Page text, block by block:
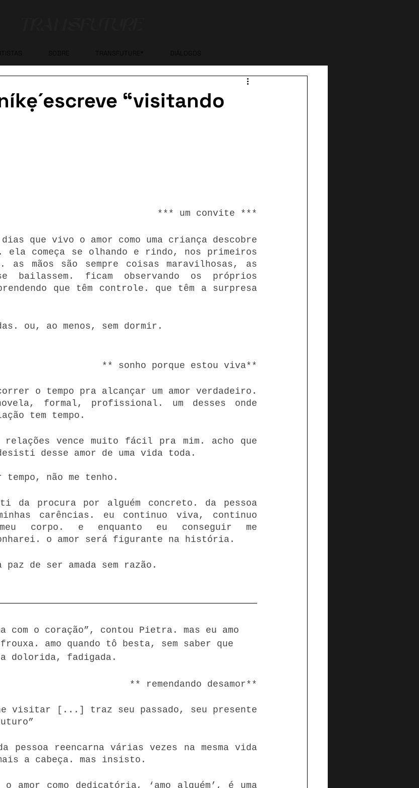
SOBRE TRANSFUTURE* DIÁLOGOS
escreve “visitando
*** um convite ***
que vivo o amor como uma criança descobre
ela começa se olhando e rindo, nos primeiros
as mãos são sempre coisas maravilhosas, as
se bailassem. ficam observando os próprios
que têm controle. que têm a surpresa
ou, ao menos, sem dormir.
** sonho porque estou viva**
o tempo pra alcançar um amor verdadeiro.
formal, profissional. um desses onde
tem tempo.
vence muito fácil pra mim. acho que
desse amor de uma vida toda.
não me tenho.
da procura por alguém concreto. da pessoa
carências. eu continuo viva, continuo
meu corpo. e enquanto eu conseguir me
o amor será figurante na história.
paz de ser amada sem razão.
com o coração”, contou Pietra. mas eu amo
amo quando tô besta, sem saber que
dolorida, fadigada.
** remendando desamor**
lhe visitar [...] traz seu passado, seu presente
pessoa reencarna várias vezes na mesma vida
a cabeça. mas insisto.
o amor como dedicatória, ‘amo alguém’, é uma